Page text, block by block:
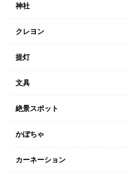
神社
クレヨン
提灯
文具
絶景スポット
かぼちゃ
カーネーション